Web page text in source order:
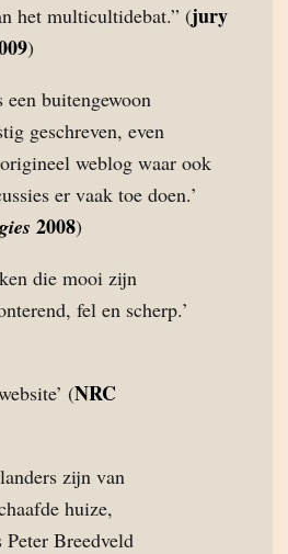
het multicultidebat.” (jury
)
buitengewoon
geschreven, even
weblog waar ook
er vaak toe doen.’
2008)
die mooi zijn
fel en scherp.’
(NRC
zijn van
huize,
Breedveld